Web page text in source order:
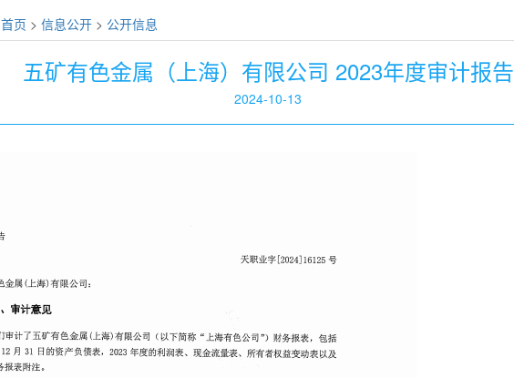
首页 > 信息公开 > 公开信息
五矿有色金属（上海）有限公司 2023年度审计报告
2024-10-13